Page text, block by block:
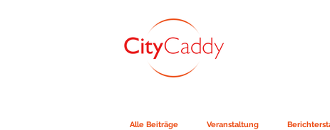
Alle Beiträge Veranstaltung